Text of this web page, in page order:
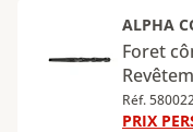
ALPHA
Foret
Réf.
PRIX